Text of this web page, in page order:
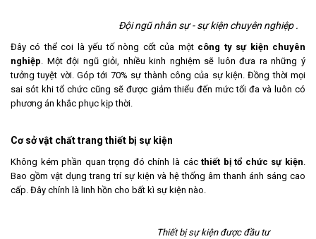
Đội ngũ nhân sự - sự kiện chuyên nghiệp .
Đây có thể coi là yếu tố nòng cốt của một công ty sự kiện chuyên
nghiệp. Một đội ngũ giỏi, nhiều kinh nghiệm sẽ luôn đưa ra những ý
tưởng tuyệt vời. Góp tới 70% sự thành công của sự kiện. Đồng thời mọi
sai sót khi tổ chức cũng sẽ được giảm thiểu đến mức tối đa và luôn có
phương án khắc phục kịp thời.
Cơ sở vật chất trang thiết bị sự kiện
Không kém phần quan trọng đó chính là cácthiết bị tổ chức sự kiện.
Bao gồm vật dụng trang trí sự kiện và hệ thống âm thanh ánh sáng cao
cấp. Đây chính là linh hồn cho bất kì sự kiện nào.
Thiết bị sự kiện được đầu tư